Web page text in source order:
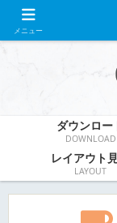
ダウンロー
DOWNLOAD
レイアウト
LAYOUT
メニュー